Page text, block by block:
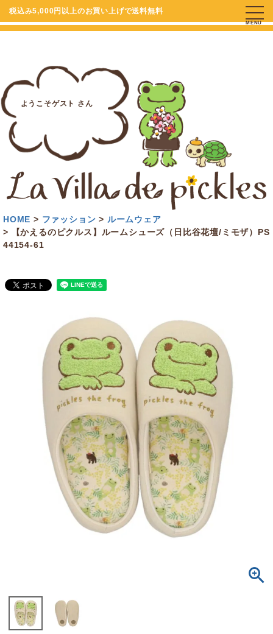
税込み5,000円以上のお買い上げで送料無料
ようこそゲスト さん
MENU
HOME ファッション
ルームウェア
【かえるのピクルス】ルームシューズ（日比谷花壇/ミモザ）PS
44154-61